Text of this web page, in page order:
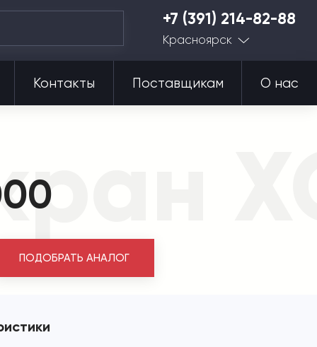
+7 (391) 214-82-88
Красноярск
Контакты Поставщикам О нас
ПОДОБРАТЬ АНАЛОГ